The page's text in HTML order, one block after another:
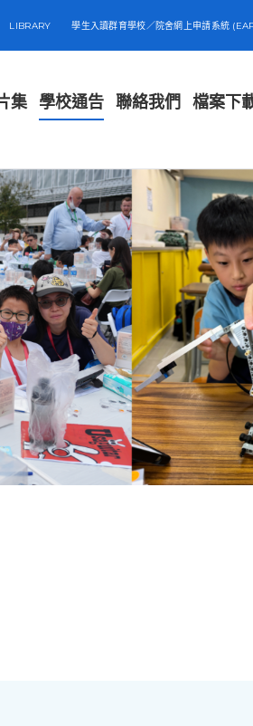
LIBRARY 學生入讀群育學校／院舍網上申請系統
集 學校通告 聯絡我們 檔案下